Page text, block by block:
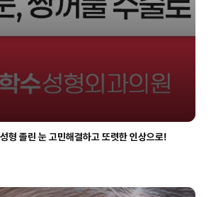
형 졸린 눈 고민해결하고 또렷한 인상으로!